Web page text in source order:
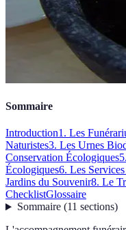
Sommaire
Introduction1. Les
Naturistes3. Les Urnes
Conservation Écologiques
Écologiques6. Les
Jardins du Souvenir8. Le
ChecklistGlossaire
Sommaire(11 sections)